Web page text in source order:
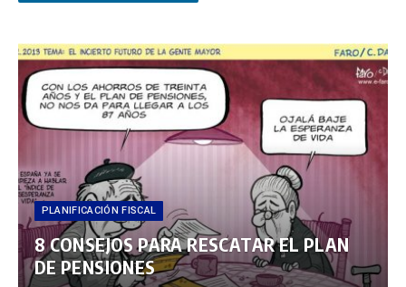
PLANIFICACIÓN FISCAL
8 CONSEJOS PARA RESCATAR EL PLAN
DE PENSIONES